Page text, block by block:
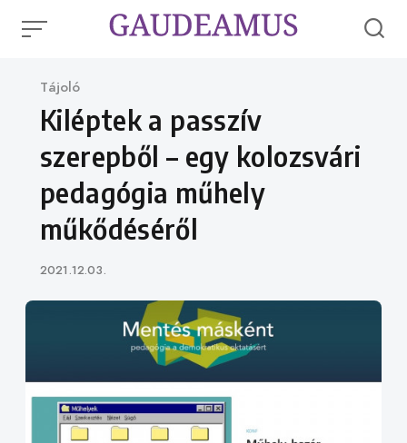
Category
Tájoló
Kiléptek a passzív
szerepből – egy kolozsvári
pedagógia műhely
műkődéséről
Published
2021.12.03.